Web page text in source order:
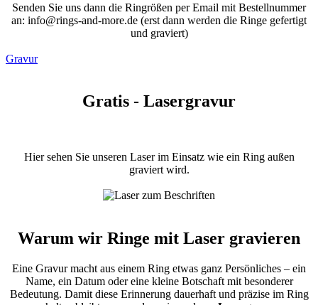
Senden Sie uns dann die Ringrößen per Email mit Bestellnummer
an: info@rings-and-more.de (erst dann werden die Ringe gefertigt
und graviert)
Gravur
Gratis - Lasergravur
Hier sehen Sie unseren Laser im Einsatz wie ein Ring außen
graviert wird.
Warum wir Ringe mit Laser gravieren
Eine Gravur macht aus einem Ring etwas ganz Persönliches – ein
Name, ein Datum oder eine kleine Botschaft mit besonderer
Bedeutung. Damit diese Erinnerung dauerhaft und präzise im Ring